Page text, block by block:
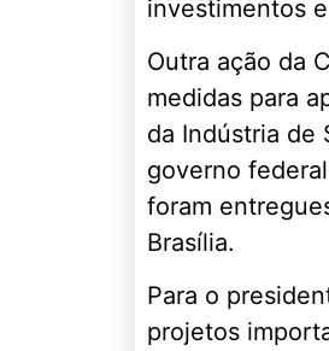
investimentos
Outra ação da
medidas para
da Indústria de
governo
foram
Brasília.
Para o
projetos